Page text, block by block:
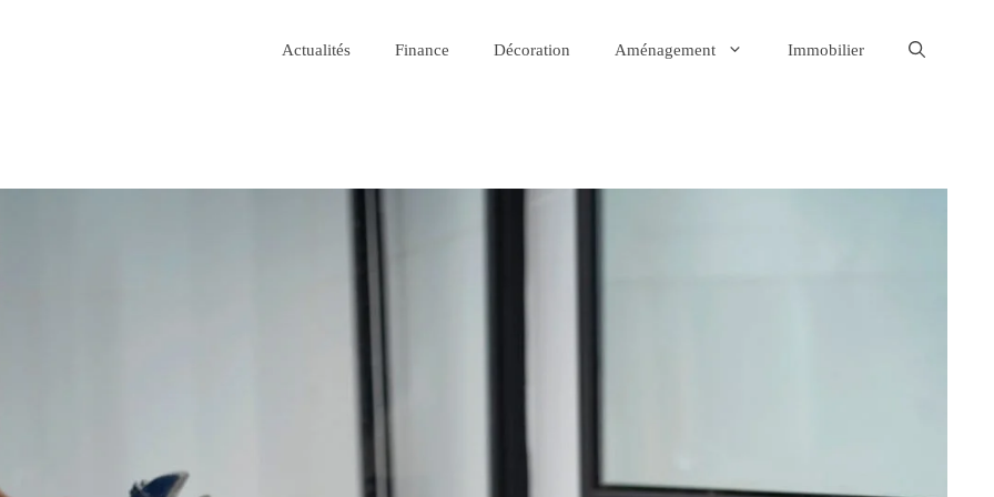
Actualités Finance Décoration Aménagement Immobilier